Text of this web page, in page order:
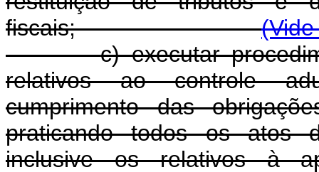
fiscais;
c) executar
relativos ao controle
cumprimento das
praticando todos os atos
inclusive os relativos à